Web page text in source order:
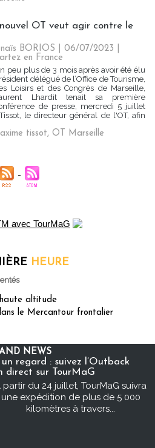
OT veut agir contre le
BORIOS | 06/07/2023
en France
peu plus de 3 mois après avoir été élu
délégué de l’Office de Tourisme,
Loisirs et des Congrès de Marseille,
Lhardit tenait sa première
de presse, mercredi 5 juillet
le directeur général de l'OT, afin
tissot, OT Marseille
HEURE
altitude
le Mercantour frontalier
NEWS
regard : suivez l’Outback
direct sur TourMaG
partir du 24 juillet, TourMaG suivra
une expédition de plus de 5 000
kilomètres à travers...